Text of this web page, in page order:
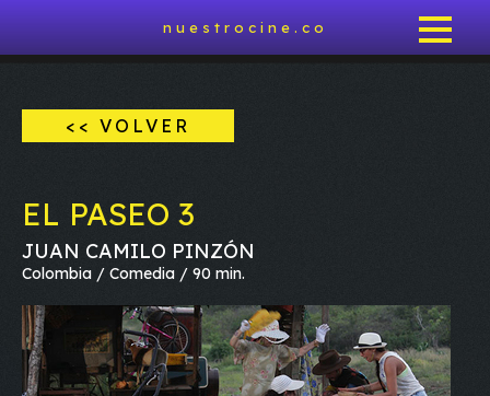
nuestrocine.co
<< VOLVER
EL PASEO 3
JUAN CAMILO PINZÓN
Colombia / Comedia / 90 min.